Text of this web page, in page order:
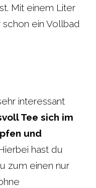
Mit einem Liter
schon ein Vollbad
interessant
Tee sich im
und
hast du
zum einen nur